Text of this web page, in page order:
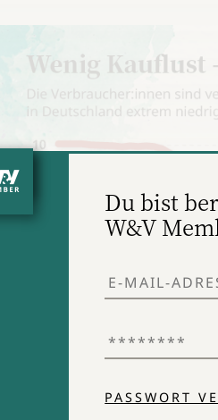
Du bist
W&V
PASSWORT